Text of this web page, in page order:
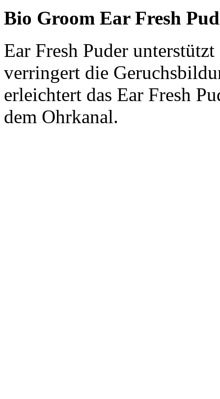
Bio Groom Ear Fresh
Ear Fresh Puder
verringert die
erleichtert das Ear Fresh
dem Ohrkanal.